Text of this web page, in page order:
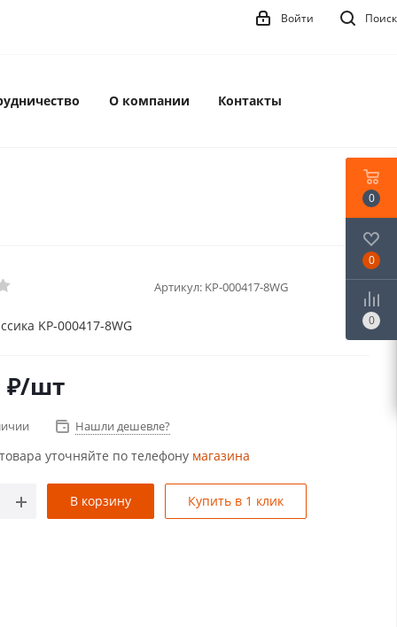
Поиск
Войти
О компании Контакты
Артикул: KP-000417-8WG
KP-000417-8WG
₽/шт
Нашли дешевле?
уточняйте по телефону магазина
В корзину Купить в 1 клик
0
0
0